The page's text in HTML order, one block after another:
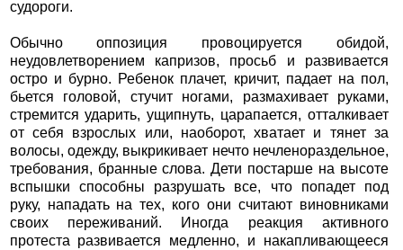
судороги.
Обычно оппозиция провоцируется обидой,
неудовлетворением капризов, просьб и развивается
остро и бурно. Ребенок плачет, кричит, падает на пол,
бьется головой, стучит ногами, размахивает руками,
стремится ударить, ущипнуть, царапается, отталкивает
от себя взрослых или, наоборот, хватает и тянет за
волосы, одежду, выкрикивает нечто нечленораздельное,
требования, бранные слова. Дети постарше на высоте
вспышки способны разрушать все, что попадет под
руку, нападать на тех, кого они считают виновниками
своих переживаний. Иногда реакция активного
протеста развивается медленно, и накапливающееся